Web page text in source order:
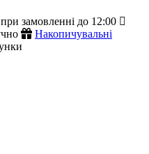
замовленні до 12:00
Накопичувальні